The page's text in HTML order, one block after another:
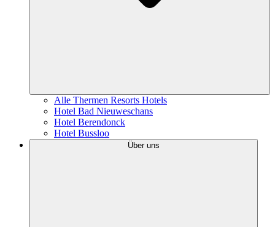
Alle Thermen Resorts Hotels
Hotel Bad Nieuweschans
Hotel Berendonck
Hotel Bussloo
Über uns